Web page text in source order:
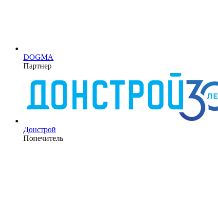
DOGMA
Партнер
Донстрой
Попечитель